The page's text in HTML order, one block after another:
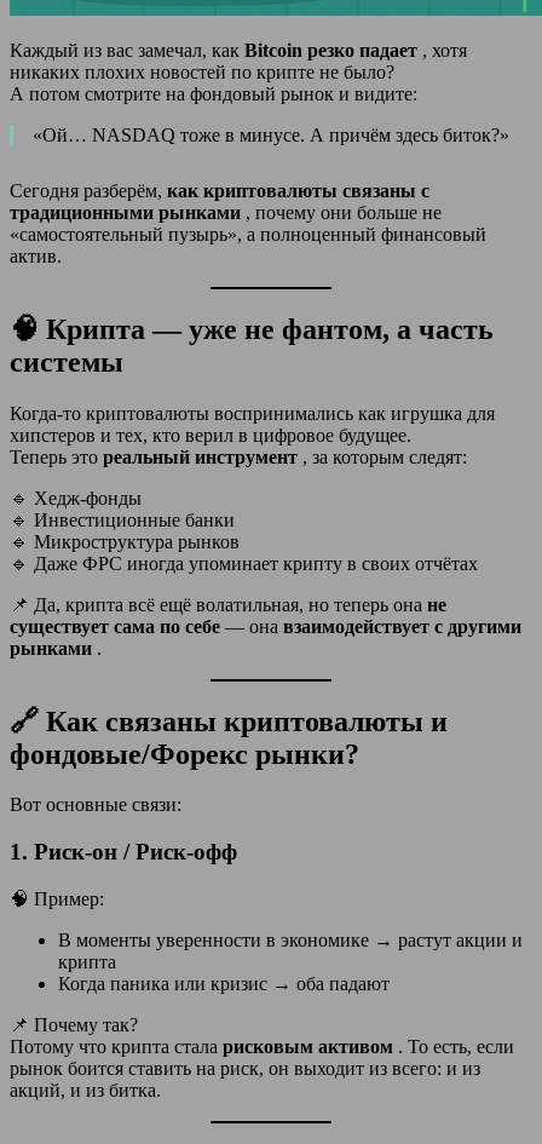
Каждый из вас замечал, как Bitcoin резко падает , хотя
никаких плохих новостей по крипте не было?
А потом смотрите на фондовый рынок и видите:
«Ой… NASDAQ тоже в минусе. А причём здесь биток?»
Сегодня разберём, как криптовалюты связаны с
традиционными рынками , почему они больше не
«самостоятельный пузырь», а полноценный финансовый
актив.
🧠 Крипта — уже не фантом, а часть
системы
Когда-то криптовалюты воспринимались как игрушка для
хипстеров и тех, кто верил в цифровое будущее.
Теперь это реальный инструмент , за которым следят:
🔹 Хедж-фонды
🔹 Инвестиционные банки
🔹 Микроструктура рынков
🔹 Даже ФРС иногда упоминает крипту в своих отчётах
📌 Да, крипта всё ещё волатильная, но теперь она не
существует сама по себе — она взаимодействует с другими
рынками .
🔗 Как связаны криптовалюты и
фондовые/Форекс рынки?
Вот основные связи:
1. Риск-он / Риск-офф
🧠 Пример:
В моменты уверенности в экономике → растут акции и
крипта
Когда паника или кризис → оба падают
📌 Почему так?
Потому что крипта стала рисковым активом . То есть, если
рынок боится ставить на риск, он выходит из всего: и из
акций, и из битка.